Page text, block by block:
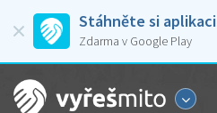
Stáhněte si aplikaci
Zdarma v Google Play